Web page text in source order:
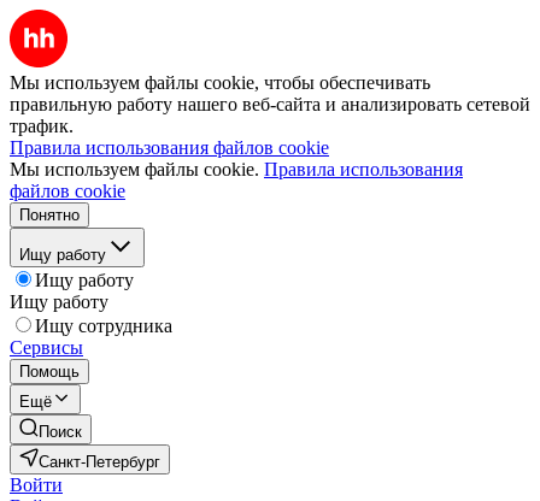
Мы используем файлы cookie, чтобы обеспечивать
правильную работу нашего веб-сайта и анализировать сетевой
трафик.
Правила использования файлов cookie
Мы используем файлы cookie. Правила использования
файлов cookie
Понятно
Ищу работу
Ищу работу
Ищу работу
Ищу сотрудника
Сервисы
Помощь
Ещё
Поиск
Санкт-Петербург
Войти